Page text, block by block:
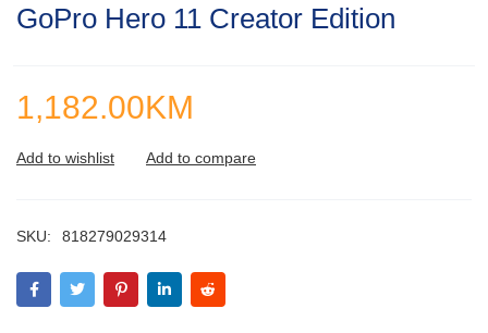
0.001
GoPro Hero 11 Creator Edition
1,182.00KM
SKU: 818279029314